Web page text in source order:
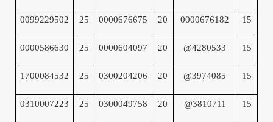
0099229502 25 0000676675 20 0000676182 15
0000586630 25 0000604097 20 @4280533 15
1700084532 25 0300204206 20 @3974085 15
0310007223 25 0300049758 20 @3810711 15